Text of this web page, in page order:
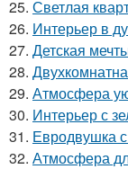
25. Светлая
26. Интерьер в
27. Детская
28.
29. Атмосфера
30. Интерьер с
31. Евродвушка
32. Атмосфера